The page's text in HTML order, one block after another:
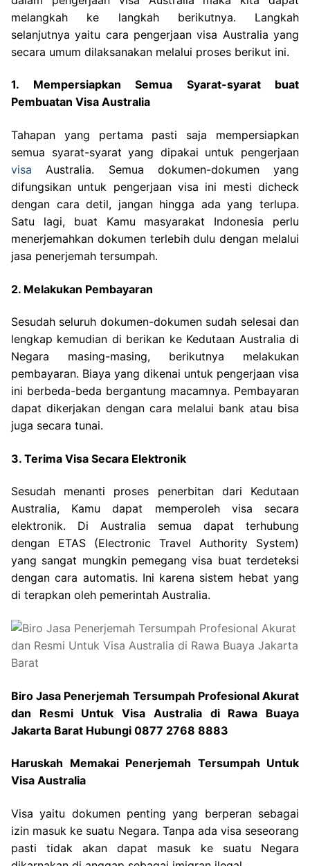
melangkah ke langkah berikutnya. Langkah
selanjutnya yaitu cara pengerjaan visa Australia yang
secara umum dilaksanakan melalui proses berikut ini.
1. Mempersiapkan Semua Syarat-syarat buat
Pembuatan Visa Australia
Tahapan yang pertama pasti saja mempersiapkan
semua syarat-syarat yang dipakai untuk pengerjaan
visa Australia. Semua dokumen-dokumen yang
difungsikan untuk pengerjaan visa ini mesti dicheck
dengan cara detil, jangan hingga ada yang terlupa.
Satu lagi, buat Kamu masyarakat Indonesia perlu
menerjemahkan dokumen terlebih dulu dengan melalui
jasa penerjemah tersumpah.
2. Melakukan Pembayaran
Sesudah seluruh dokumen-dokumen sudah selesai dan
lengkap kemudian di berikan ke Kedutaan Australia di
Negara masing-masing, berikutnya melakukan
pembayaran. Biaya yang dikenai untuk pengerjaan visa
ini berbeda-beda bergantung macamnya. Pembayaran
dapat dikerjakan dengan cara melalui bank atau bisa
juga secara tunai.
3. Terima Visa Secara Elektronik
Sesudah menanti proses penerbitan dari Kedutaan
Australia, Kamu dapat memperoleh visa secara
elektronik. Di Australia semua dapat terhubung
dengan ETAS (Electronic Travel Authority System)
yang sangat mungkin pemegang visa buat terdeteksi
dengan cara automatis. Ini karena sistem hebat yang
di terapkan oleh pemerintah Australia.
Biro Jasa Penerjemah Tersumpah Profesional Akurat
dan Resmi Untuk Visa Australia di Rawa Buaya
Jakarta Barat Hubungi 0877 2768 8883
Haruskah Memakai Penerjemah Tersumpah Untuk
Visa Australia
Visa yaitu dokumen penting yang berperan sebagai
izin masuk ke suatu Negara. Tanpa ada visa seseorang
pasti tidak akan dapat masuk ke suatu Negara